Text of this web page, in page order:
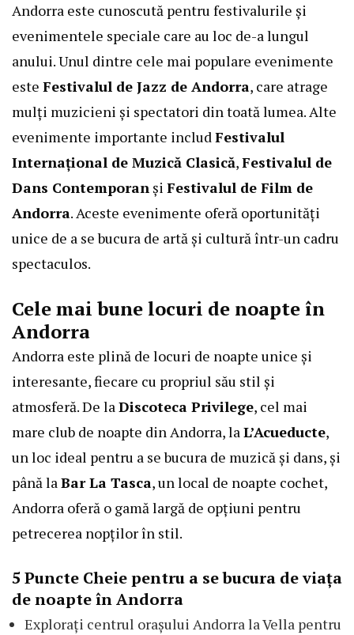
Andorra este cunoscută pentru festivalurile și
evenimentele speciale care au loc de-a lungul
anului. Unul dintre cele mai populare evenimente
este Festivalul de Jazz de Andorra, care atrage
mulți muzicieni și spectatori din toată lumea. Alte
evenimente importante includFestivalul
Internațional de Muzică Clasică,Festivalul de
Dans Contemporan și Festivalul de Film de
Andorra. Aceste evenimente oferă oportunități
unice de a se bucura de artă și cultură într-un cadru
spectaculos.
Cele mai bune locuri de noapte în
Andorra
Andorra este plină de locuri de noapte unice și
interesante, fiecare cu propriul său stil și
atmosferă. De laDiscoteca Privilege, cel mai
mare club de noapte din Andorra, laL’Acueducte,
un loc ideal pentru a se bucura de muzică și dans, și
până laBar La Tasca, un local de noapte cochet,
Andorra oferă o gamă largă de opțiuni pentru
petrecerea nopților în stil.
5 Puncte Cheie pentru a se bucura de viața
de noapte în Andorra
Explorați centrul orașului Andorra la Vella pentru